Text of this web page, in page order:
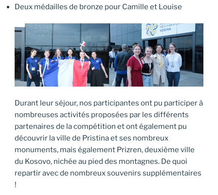
Deux médailles de bronze pour Camille et Louise
Durant leur séjour, nos participantes ont pu participer à
nombreuses activités proposées par les différents
partenaires de la compétition et ont également pu
découvrir la ville de Pristina et ses nombreux
monuments, mais également Prizren, deuxième ville
du Kosovo, nichée au pied des montagnes. De quoi
repartir avec de nombreux souvenirs supplémentaires
!